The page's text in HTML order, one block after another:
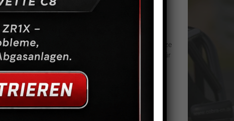
Ansprechverhalten bei Nässe, da der durch die Hitze
und Bremsbelag aufbauen kann. Ähnliches gilt für